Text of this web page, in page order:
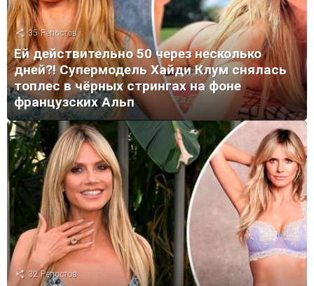
35 Репостов
Ей действительно 50 через несколько
дней?! Супермодель Хайди Клум снялась
топлес в чёрных стрингах на фоне
французских Альп
32 Репостов